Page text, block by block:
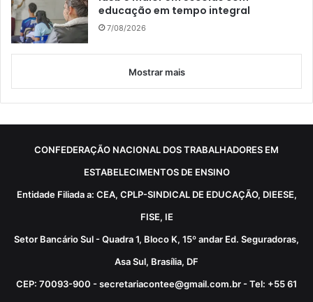
educação em tempo integral
7/08/2026
Mostrar mais
CONFEDERAÇÃO NACIONAL DOS TRABALHADORES EM
ESTABELECIMENTOS DE ENSINO
Entidade Filiada a: CEA, CPLP-SINDICAL DE EDUCAÇÃO, DIEESE,
FISE, IE
Setor Bancário Sul - Quadra 1, Bloco K, 15º andar Ed. Seguradoras,
Asa Sul, Brasília, DF
CEP: 70093-900 - secretariacontee@gmail.com.br - Tel: +55 61